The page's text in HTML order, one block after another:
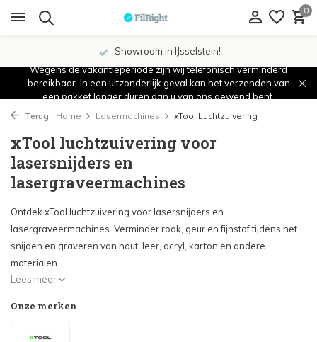
0
Showroom in IJsselstein!
Wegens de vakantieperiode zijn wij telefonisch verminderd
bereikbaar. In een uitzonderlijk geval kan het verzenden van
een pakket langer duren dan u van ons gewend bent.
Terug Home Lasermachines xTool Luchtzuivering
xTool luchtzuivering voor
lasersnijders en
lasergraveermachines
Ontdek xTool luchtzuivering voor lasersnijders en
lasergraveermachines. Verminder rook, geur en fijnstof tijdens het
snijden en graveren van hout, leer, acryl, karton en andere
materialen.
Lees meer
Onze merken